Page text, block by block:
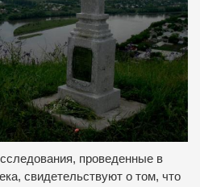
проведенные в
свидетельствуют о том, что